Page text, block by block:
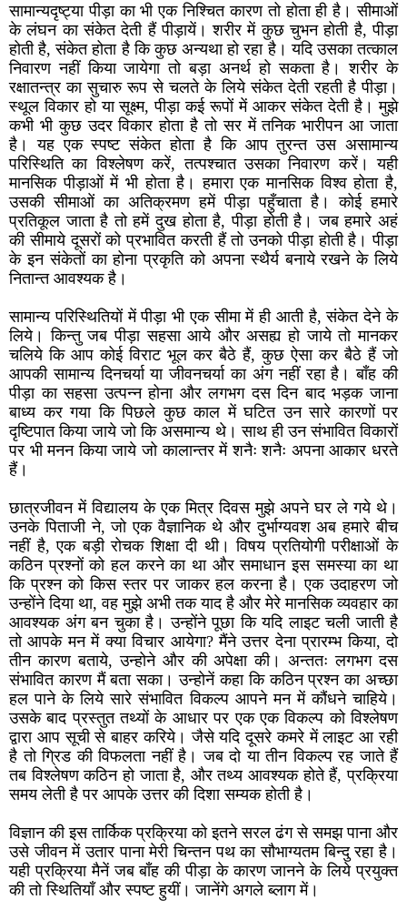
सामान्यदृष्ट्या पीड़ा का भी एक निश्चित कारण तो होता ही है। सीमाओं
के लंघन का संकेत देती हैं पीड़ायें। शरीर में कुछ चुभन होती है, पीड़ा
होती है, संकेत होता है कि कुछ अन्यथा हो रहा है। यदि उसका तत्काल
निवारण नहीं किया जायेगा तो बड़ा अनर्थ हो सकता है। शरीर के
रक्षातन्त्र का सुचारु रूप से चलते के लिये संकेत देती रहती है पीड़ा।
स्थूल विकार हो या सूक्ष्म, पीड़ा कई रूपों में आकर संकेत देती है। मुझे
कभी भी कुछ उदर विकार होता है तो सर में तनिक भारीपन आ जाता
है। यह एक स्पष्ट संकेत होता है कि आप तुरन्त उस असामान्य
परिस्थिति का विश्लेषण करें, तत्पश्चात उसका निवारण करें। यही
मानसिक पीड़ाओं में भी होता है। हमारा एक मानसिक विश्व होता है,
उसकी सीमाओं का अतिक्रमण हमें पीड़ा पहुँचाता है। कोई हमारे
प्रतिकूल जाता है तो हमें दुख होता है, पीड़ा होती है। जब हमारे अहं
की सीमाये दूसरों को प्रभावित करती हैं तो उनको पीड़ा होती है। पीड़ा
के इन संकेतों का होना प्रकृति को अपना स्थैर्य बनाये रखने के लिये
नितान्त आवश्यक है।
सामान्य परिस्थितियों में पीड़ा भी एक सीमा में ही आती है, संकेत देने के
लिये। किन्तु जब पीड़ा सहसा आये और असह्य हो जाये तो मानकर
चलिये कि आप कोई विराट भूल कर बैठे हैं, कुछ ऐसा कर बैठे हैं जो
आपकी सामान्य दिनचर्या या जीवनचर्या का अंग नहीं रहा है। बाँह की
पीड़ा का सहसा उत्पन्न होना और लगभग दस दिन बाद भड़क जाना
बाध्य कर गया कि पिछले कुछ काल में घटित उन सारे कारणों पर
दृष्टिपात किया जाये जो कि असमान्य थे। साथ ही उन संभावित विकारों
पर भी मनन किया जाये जो कालान्तर में शनैः शनैः अपना आकार धरते
हैं।
छात्रजीवन में विद्यालय के एक मित्र दिवस मुझे अपने घर ले गये थे।
उनके पिताजी ने, जो एक वैज्ञानिक थे और दुर्भाग्यवश अब हमारे बीच
नहीं है, एक बड़ी रोचक शिक्षा दी थी। विषय प्रतियोगी परीक्षाओं के
कठिन प्रश्नों को हल करने का था और समाधान इस समस्या का था
कि प्रश्न को किस स्तर पर जाकर हल करना है। एक उदाहरण जो
उन्होंने दिया था, वह मुझे अभी तक याद है और मेरे मानसिक व्यवहार का
आवश्यक अंग बन चुका है। उन्होंने पूछा कि यदि लाइट चली जाती है
तो आपके मन में क्या विचार आयेगा? मैंने उत्तर देना प्रारम्भ किया, दो
तीन कारण बताये, उन्होने और की अपेक्षा की। अन्ततः लगभग दस
संभावित कारण मैं बता सका। उन्होनें कहा कि कठिन प्रश्न का अच्छा
हल पाने के लिये सारे संभावित विकल्प आपने मन में कौंधने चाहिये।
उसके बाद प्रस्तुत तथ्यों के आधार पर एक एक विकल्प को विश्लेषण
द्वारा आप सूची से बाहर करिये। जैसे यदि दूसरे कमरे में लाइट आ रही
है तो ग्रिड की विफलता नहीं है। जब दो या तीन विकल्प रह जाते हैं
तब विश्लेषण कठिन हो जाता है, और तथ्य आवश्यक होते हैं, प्रक्रिया
समय लेती है पर आपके उत्तर की दिशा सम्यक होती है।
विज्ञान की इस तार्किक प्रक्रिया को इतने सरल ढंग से समझ पाना और
उसे जीवन में उतार पाना मेरी चिन्तन पथ का सौभाग्यतम बिन्दु रहा है।
यही प्रक्रिया मैनें जब बाँह की पीड़ा के कारण जानने के लिये प्रयुक्त
की तो स्थितियाँ और स्पष्ट हुयीं। जानेंगे अगले ब्लाग में।